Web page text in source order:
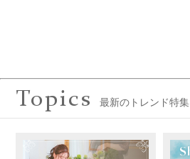
Topics 最新のトレンド特集